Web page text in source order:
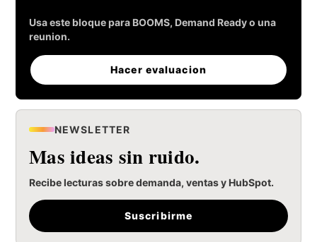
Usa este bloque para BOOMS, Demand Ready o una
reunion.
Hacer evaluacion
NEWSLETTER
Mas ideas sin ruido.
Recibe lecturas sobre demanda, ventas y HubSpot.
Suscribirme